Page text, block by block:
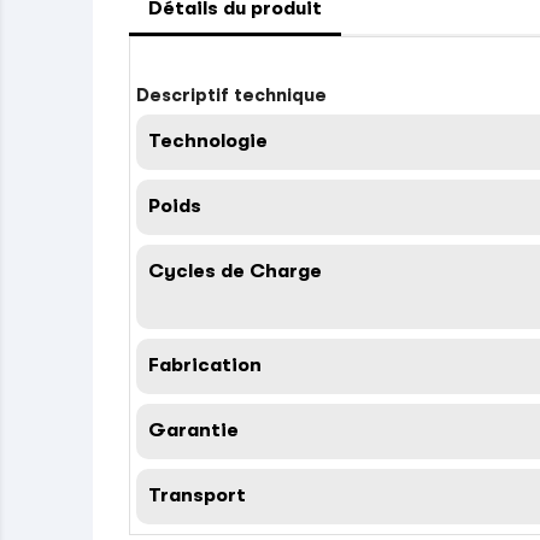
Détails du produit
Descriptif technique
Technologie
Poids
Cycles de Charge
Fabrication
Garantie
Transport